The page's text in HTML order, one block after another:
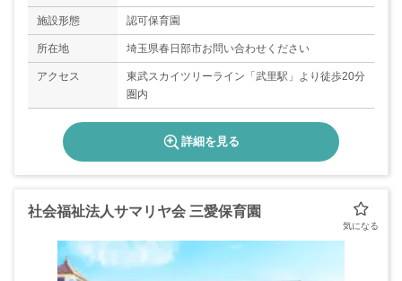
施設形態 認可保育園
所在地 埼玉県春日部市お問い合わせください
アクセス
東武スカイツリーライン「武里駅」より徒歩20分
圏内
詳細を見る
社会福祉法人サマリヤ会 三愛保育園